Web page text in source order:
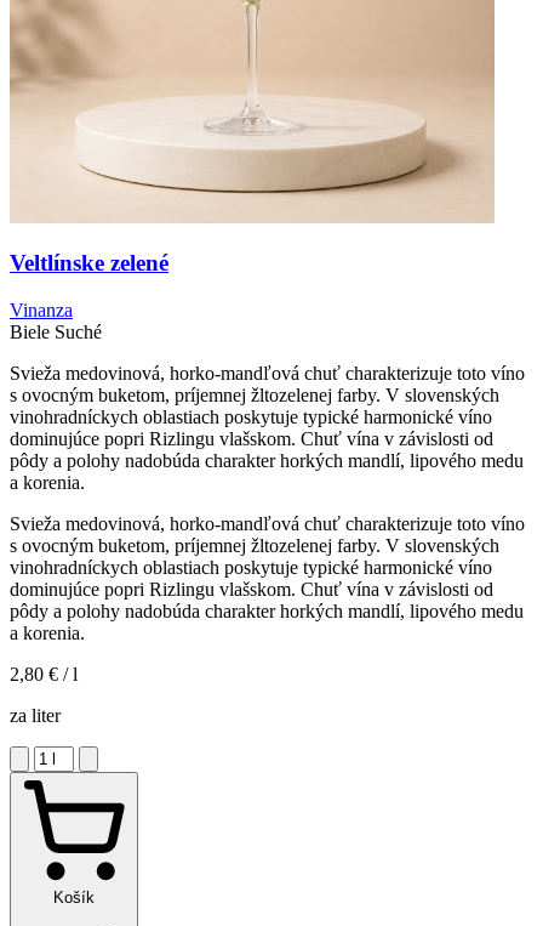
Veltlínske zelené
Vinanza
Biele Suché
Svieža medovinová, horko-mandľová chuť charakterizuje toto víno
s ovocným buketom, príjemnej žltozelenej farby. V slovenských
vinohradníckych oblastiach poskytuje typické harmonické víno
dominujúce popri Rizlingu vlašskom. Chuť vína v závislosti od
pôdy a polohy nadobúda charakter horkých mandlí, lipového medu
a korenia.
Svieža medovinová, horko-mandľová chuť charakterizuje toto víno
s ovocným buketom, príjemnej žltozelenej farby. V slovenských
vinohradníckych oblastiach poskytuje typické harmonické víno
dominujúce popri Rizlingu vlašskom. Chuť vína v závislosti od
pôdy a polohy nadobúda charakter horkých mandlí, lipového medu
a korenia.
2,80 € / l
za liter
Košík